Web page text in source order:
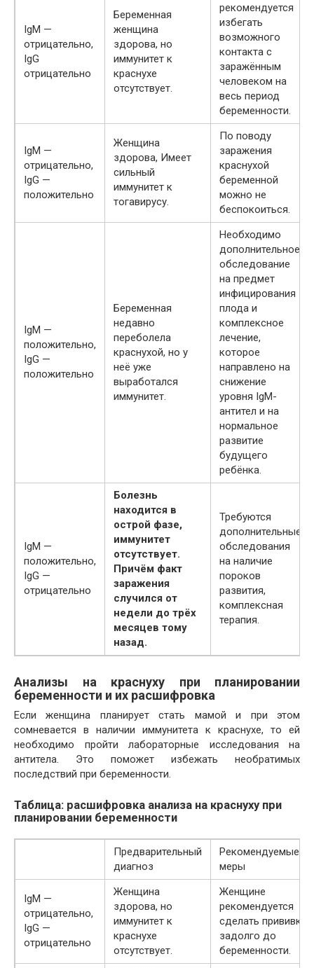
IgM —
отрицательно,
IgG
отрицательно
Беременная
женщина
здорова, но
иммунитет к
краснухе
отсутствует.
рекомендуется
избегать
возможного
контакта с
заражённым
человеком на
весь период
беременности.
IgM —
отрицательно,
IgG —
положительно
Женщина
здорова, Имеет
сильный
иммунитет к
тогавирусу.
По поводу
заражения
краснухой
беременной
можно не
беспокоиться.
IgM —
положительно,
IgG —
положительно
Беременная
недавно
переболела
краснухой, но у
неё уже
выработался
иммунитет.
Необходимо
дополнительное
обследование
на предмет
инфицирования
плода и
комплексное
лечение,
которое
направлено на
снижение
уровня IgM-
антител и на
нормальное
развитие
будущего
ребёнка.
IgM —
положительно,
IgG —
отрицательно
Болезнь
находится в
острой фазе,
иммунитет
отсутствует.
Причём факт
заражения
случился от
недели до трёх
месяцев тому
назад.
Требуются
дополнительные
обследования
на наличие
пороков
развития,
комплексная
терапия.
Анализы на краснуху при планировании
беременности и их расшифровка
Если женщина планирует стать мамой и при этом
сомневается в наличии иммунитета к краснухе, то ей
необходимо пройти лабораторные исследования на
антитела. Это поможет избежать необратимых
последствий при беременности.
Таблица: расшифровка анализа на краснуху при
планировании беременности
Предварительный
диагноз
Рекомендуемые
меры
IgM —
отрицательно,
IgG —
отрицательно
Женщина
здорова, но
иммунитет к
краснухе
отсутствует.
Женщине
рекомендуется
сделать прививку
задолго до
беременности.